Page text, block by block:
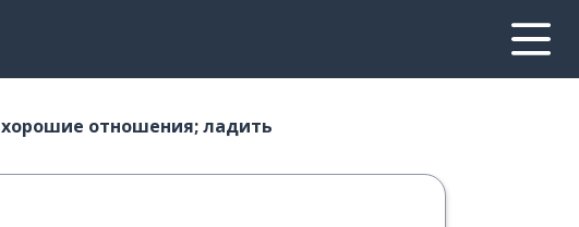
хорошие отношения; ладить